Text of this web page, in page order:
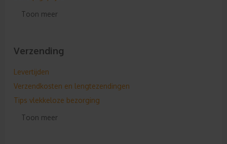
Intracommunautaire levering
Toon meer
Verzending
Levertijden
Verzendkosten en lengtezendingen
Tips vlekkeloze bezorging
Aflevermogelijkheden
Toon meer